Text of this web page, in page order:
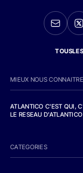
MIEUX NOUS CONNAITRE
ATLANTICO C'EST QUI,
LE RESEAU D'ATLANTICO
CATEGORIES